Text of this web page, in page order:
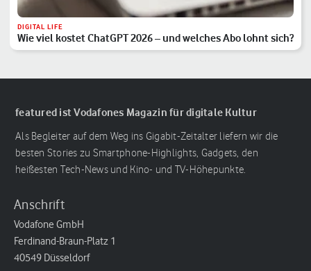
DIGITAL LIFE
Wie viel kostet ChatGPT 2026 – und welches Abo lohnt sich?
featured ist Vodafones Magazin für digitale Kultur
Als Begleiter auf dem Weg ins Gigabit-Zeitalter liefern wir die
besten Stories zu Smartphone-Highlights, Gadgets, den
heißesten Tech-News und Kino- und TV-Höhepunkte.
Anschrift
Vodafone GmbH
Ferdinand-Braun-Platz 1
40549 Düsseldorf